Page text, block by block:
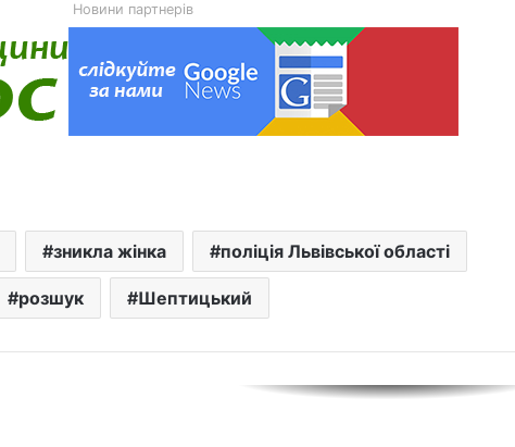
Новини партнерів
зникла жінка поліція Львівської області
розшук Шептицький
На Львівщині за добу ліквідували 40
пожеж, більшість — в екосистемах
Курси з їзди на мотоциклі: які
У Львові на вулиці Любінській
автомобіль травмував пішохода
повертається солдат Володимир